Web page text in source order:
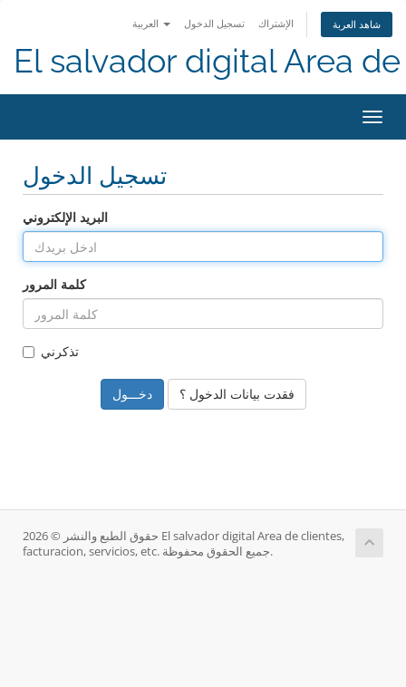
تسجيل الدخول الإشتراك شاهد العربة
El salvador digital Area
تبديل
التنقل
تسجيل الدخول
البريد الإلكتروني
كلمة المرور
تذكرني
فقدت بيانات الدخول ؟
حقوق الطبع والنشر © 2026 El salvador digital Area de clientes,
facturacion, servicios, etc. جميع الحقوق محفوظة.